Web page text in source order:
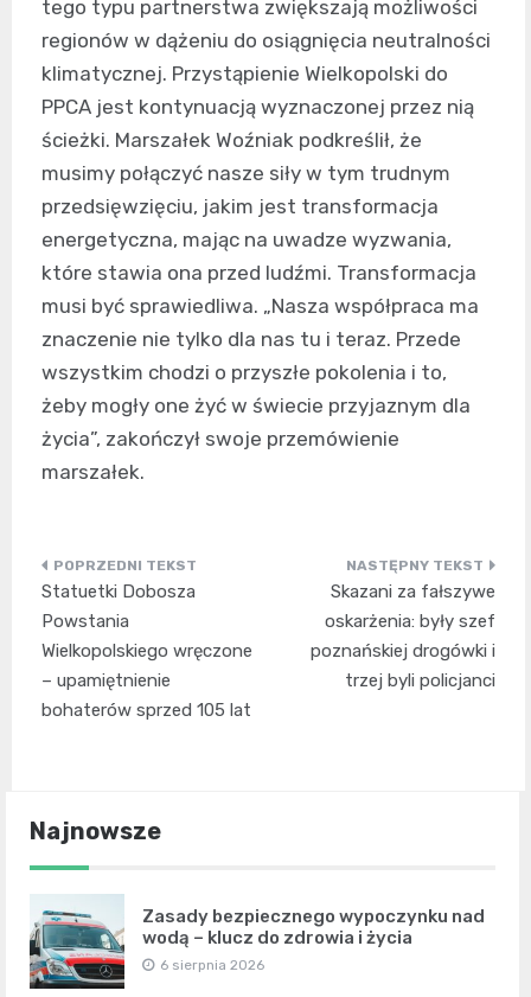
tego typu partnerstwa zwiększają możliwości
regionów w dążeniu do osiągnięcia neutralności
klimatycznej. Przystąpienie Wielkopolski do
PPCA jest kontynuacją wyznaczonej przez nią
ścieżki. Marszałek Woźniak podkreślił, że
musimy połączyć nasze siły w tym trudnym
przedsięwzięciu, jakim jest transformacja
energetyczna, mając na uwadze wyzwania,
które stawia ona przed ludźmi. Transformacja
musi być sprawiedliwa. „Nasza współpraca ma
znaczenie nie tylko dla nas tu i teraz. Przede
wszystkim chodzi o przyszłe pokolenia i to,
żeby mogły one żyć w świecie przyjaznym dla
życia”, zakończył swoje przemówienie
marszałek.
Nawigacja
wpisu
Statuetki Dobosza
Powstania
Wielkopolskiego wręczone
– upamiętnienie
bohaterów sprzed 105 lat
Skazani za fałszywe
oskarżenia: były szef
poznańskiej drogówki i
trzej byli policjanci
Najnowsze
Zasady bezpiecznego wypoczynku nad
wodą – klucz do zdrowia i życia
6 sierpnia 2026